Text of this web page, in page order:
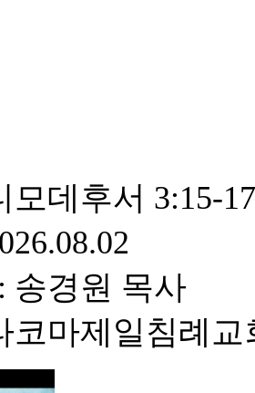
모데후서 3:15-17
송경원 목사
코마제일침례교